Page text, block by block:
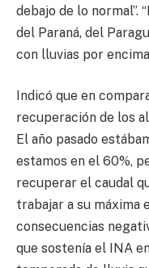
debajo de lo normal”.
del Paraná, del
con lluvias por
Indicó que en
recuperación de los
El año pasado
estamos en el 60%,
recuperar el caudal
trabajar a su máxima
consecuencias
que sostenía el INA